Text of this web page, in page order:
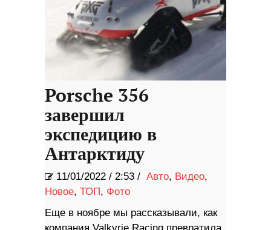
Porsche 356
завершил
экспедицию в
Антарктиду
11/01/2022 / 2:53 / Авто, Видео,
Новое, ТОП, Фото
Еще в ноябре мы рассказывали, как
компания Valkyrie Racing превратила